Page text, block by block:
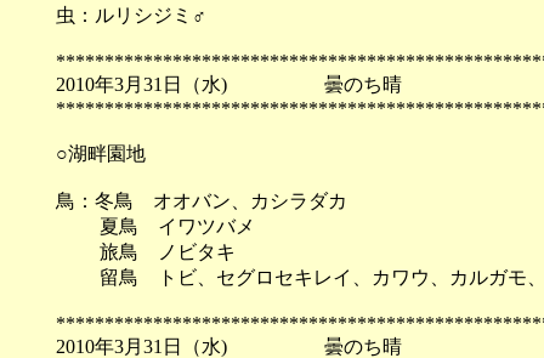
虫：ルリシジミ♂
2010年3月31日（水) 曇の
○湖畔園地
鳥：冬鳥 オオバン、カシラダカ
夏鳥 イワツバメ
旅鳥 ノビタキ
留鳥 トビ、セグロセキレイ、カワウ、カルガモ、
2010年3月31日（水) 曇の